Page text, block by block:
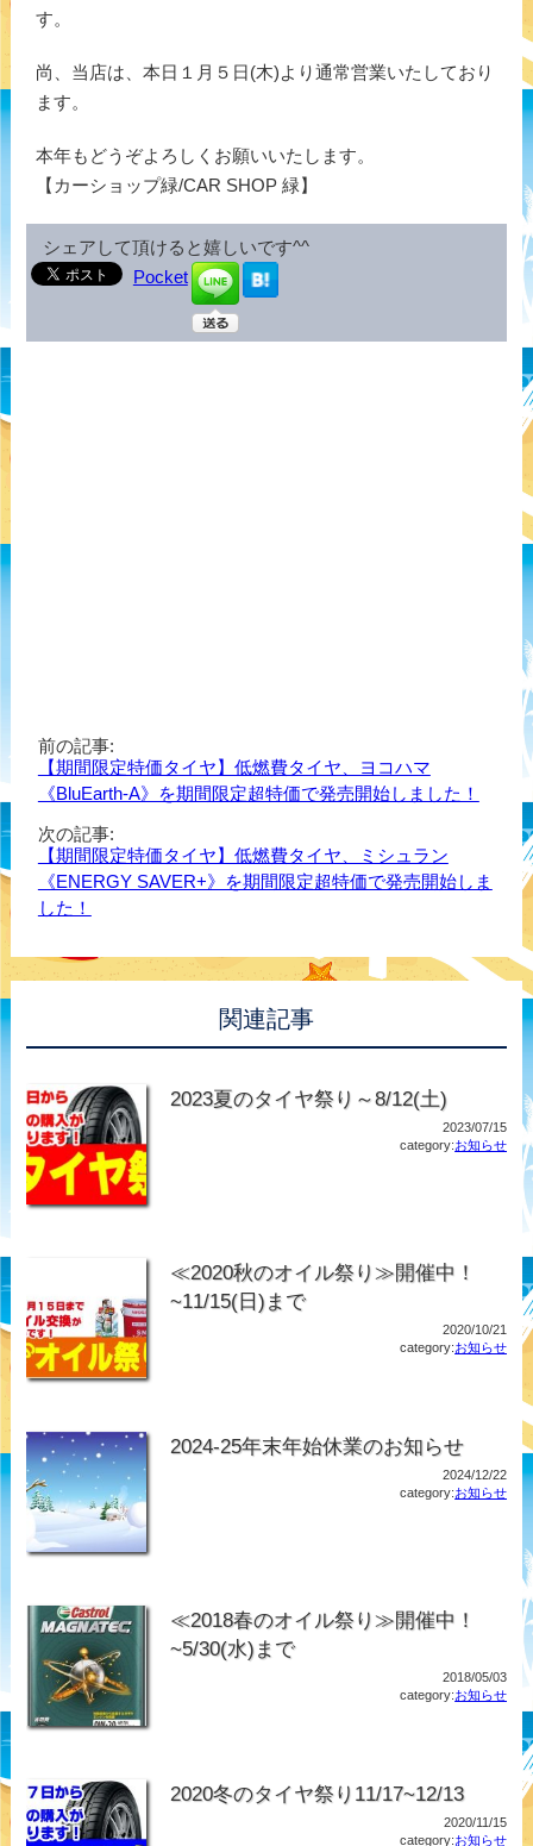
す。
尚、当店は、本日１月５日(木)より通常営業いたしており
ます。
本年もどうぞよろしくお願いいたします。
【カーショップ緑/CAR SHOP 緑】
シェアして頂けると嬉しいです^^
Pocket
前の記事:
【期間限定特価タイヤ】低燃費タイヤ、ヨコハマ
《BluEarth-A》を期間限定超特価で発売開始しました！
次の記事:
【期間限定特価タイヤ】低燃費タイヤ、ミシュラン
《ENERGY SAVER+》を期間限定超特価で発売開始しま
した！
関連記事
2023夏のタイヤ祭り～8/12(土)
2023/07/15
category:お知らせ
≪2020秋のオイル祭り≫開催中！
~11/15(日)まで
2020/10/21
category:お知らせ
2024-25年末年始休業のお知らせ
2024/12/22
category:お知らせ
≪2018春のオイル祭り≫開催中！
~5/30(水)まで
2018/05/03
category:お知らせ
2020冬のタイヤ祭り11/17~12/13
2020/11/15
category:お知らせ